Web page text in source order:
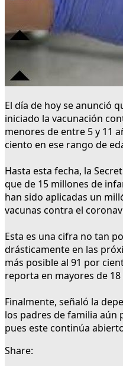
El día de hoy se anunció
iniciado la vacunación
menores de entre 5 y 11
ciento en ese rango de
Hasta esta fecha, la
que de 15 millones de
han sido aplicadas un
vacunas contra el
Esta es una cifra no tan
drásticamente en las
más posible al 91 por
reporta en mayores de 18
Finalmente, señaló la
los padres de familia aún
pues este continúa
Share: